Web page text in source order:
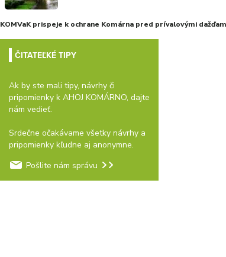
KOMVaK prispeje k ochrane Komárna pred prívalovými
ČITATEĽKÉ TIPY
Ak by ste mali tipy, návrhy či
pripomienky k AHOJ KOMÁRNO, dajte
nám vedieť.
Srdečne očakávame všetky návrhy a
pripomienky kľudne aj anonymne.
Pošlite nám správu